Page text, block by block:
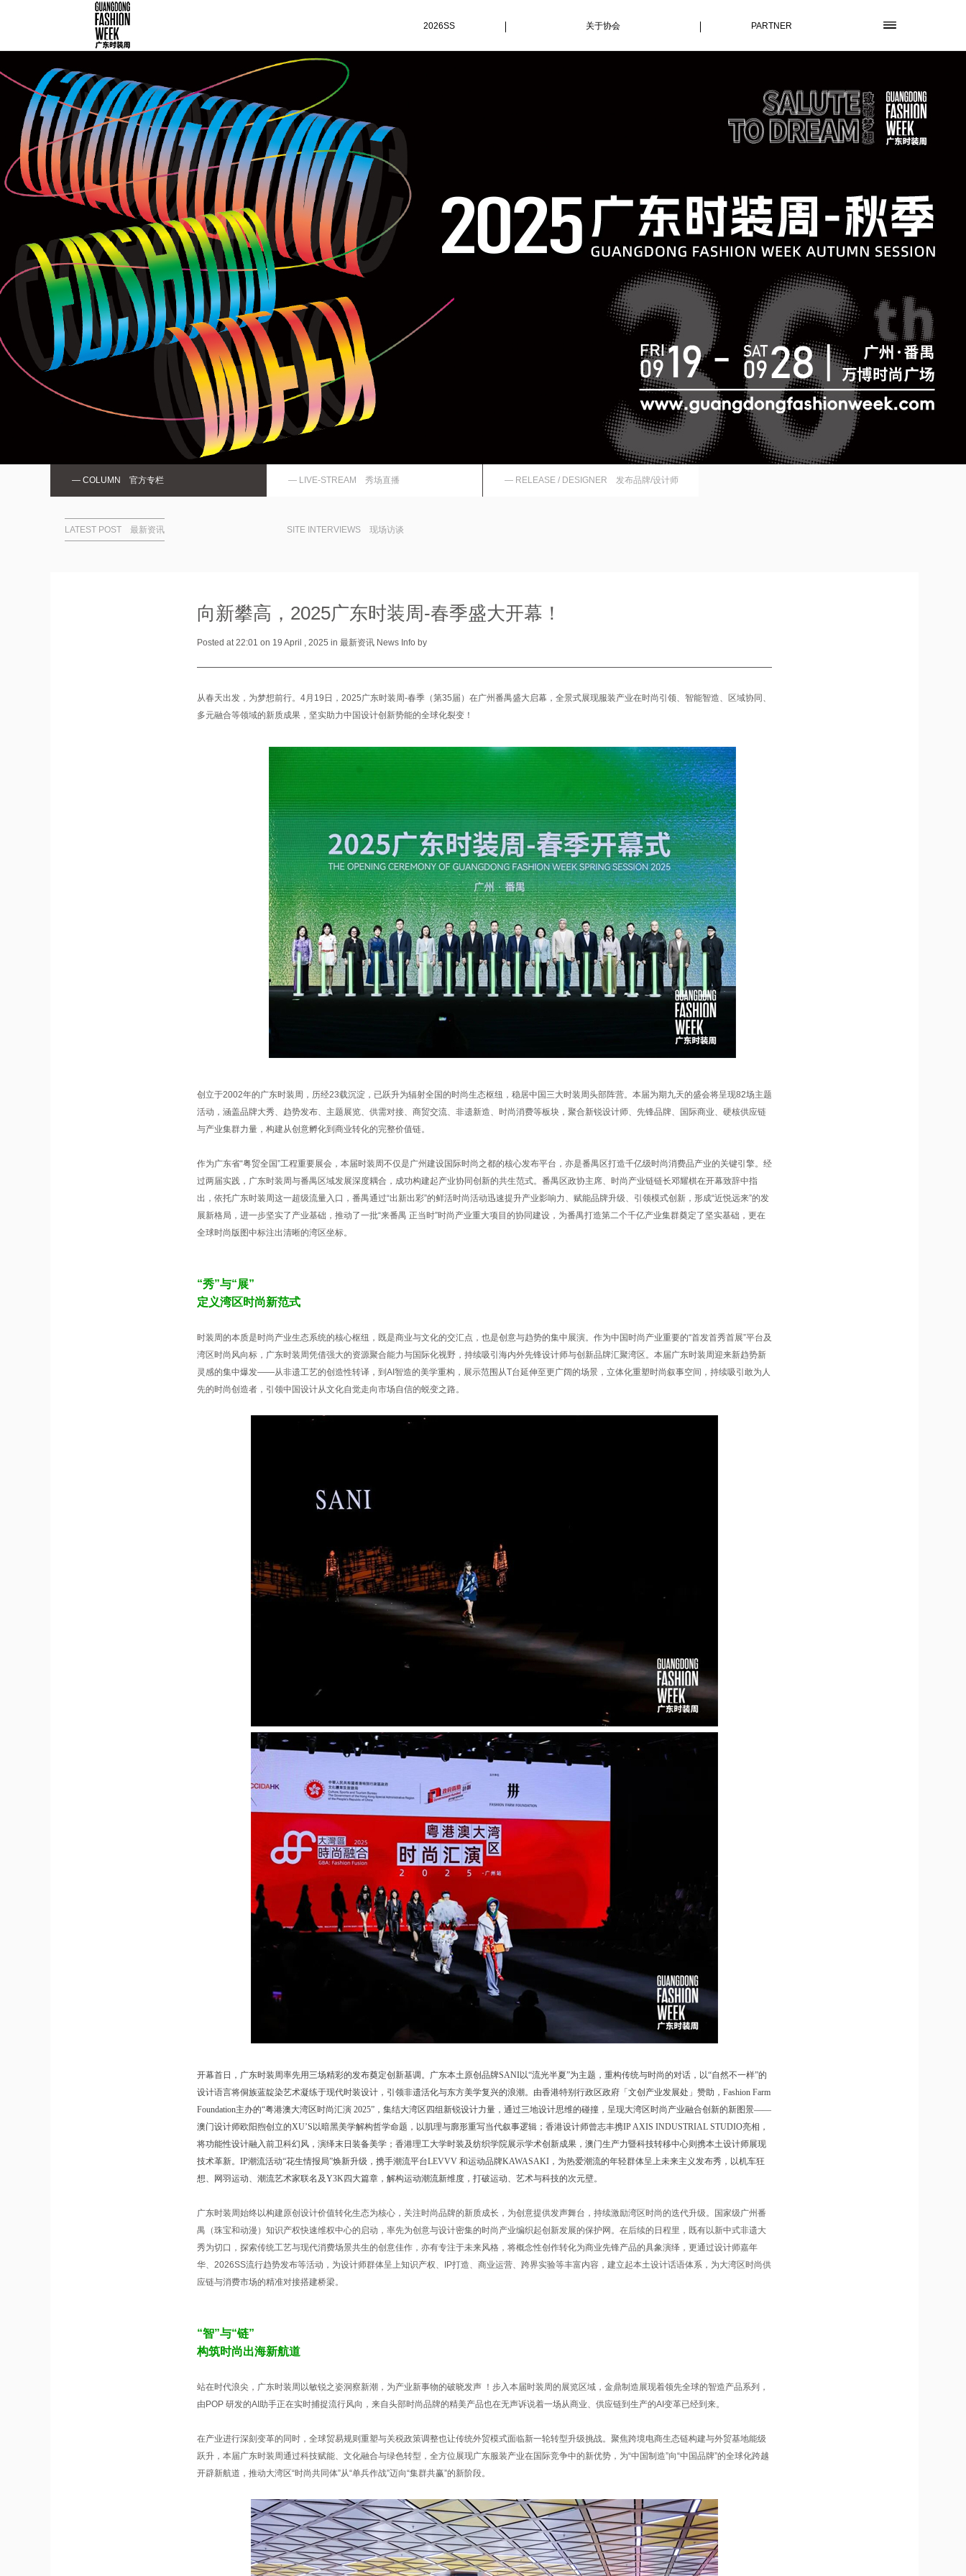
2026SS 关于协会 PARTNER
— COLUMN 官方专栏 — LIVE-STREAM 秀场直播 — RELEASE / DESIGNER 发布品牌/设计师
LATEST POST 最新资讯 SITE INTERVIEWS 现场访谈
向新攀高，2025广东时装周-春季盛大开幕！
Posted at 22:01 on 19 April , 2025 in 最新资讯 News Info by
从春天出发，为梦想前行。4月19日，2025广东时装周-春季（第35届）在广州番禺盛大启幕，全景式展现服装产业在时尚引领、智能智造、区域协同、
多元融合等领域的新质成果，坚实助力中国设计创新势能的全球化裂变！
创立于2002年的广东时装周，历经23载沉淀，已跃升为辐射全国的时尚生态枢纽，稳居中国三大时装周头部阵营。本届为期九天的盛会将呈现82场主题
活动，涵盖品牌大秀、趋势发布、主题展览、供需对接、商贸交流、非遗新造、时尚消费等板块，聚合新锐设计师、先锋品牌、国际商业、硬核供应链
与产业集群力量，构建从创意孵化到商业转化的完整价值链。
作为广东省“粤贸全国”工程重要展会，本届时装周不仅是广州建设国际时尚之都的核心发布平台，亦是番禺区打造千亿级时尚消费品产业的关键引擎。经
过两届实践，广东时装周与番禺区域发展深度耦合，成功构建起产业协同创新的共生范式。番禺区政协主席、时尚产业链链长邓耀棋在开幕致辞中指
出，依托广东时装周这一超级流量入口，番禺通过“出新出彩”的鲜活时尚活动迅速提升产业影响力、赋能品牌升级、引领模式创新，形成“近悦远来”的发
展新格局，进一步坚实了产业基础，推动了一批“来番禺 正当时”时尚产业重大项目的协同建设，为番禺打造第二个千亿产业集群奠定了坚实基础，更在
全球时尚版图中标注出清晰的湾区坐标。
“秀”与“展”
定义湾区时尚新范式
时装周的本质是时尚产业生态系统的核心枢纽，既是商业与文化的交汇点，也是创意与趋势的集中展演。作为中国时尚产业重要的“首发首秀首展”平台及
湾区时尚风向标，广东时装周凭借强大的资源聚合能力与国际化视野，持续吸引海内外先锋设计师与创新品牌汇聚湾区。本届广东时装周迎来新趋势新
灵感的集中爆发——从非遗工艺的创造性转译，到AI智造的美学重构，展示范围从T台延伸至更广阔的场景，立体化重塑时尚叙事空间，持续吸引敢为人
先的时尚创造者，引领中国设计从文化自觉走向市场自信的蜕变之路。
开幕首日，广东时装周率先用三场精彩的发布奠定创新基调。广东本土原创品牌SANI以“流光半夏”为主题，重构传统与时尚的对话，以“自然不一样”的
设计语言将侗族蓝靛染艺术凝练于现代时装设计，引领非遗活化与东方美学复兴的浪潮。由香港特别行政区政府「文创产业发展处」赞助，Fashion Farm
Foundation主办的“粤港澳大湾区时尚汇演 2025”，集结大湾区四组新锐设计力量，通过三地设计思维的碰撞，呈现大湾区时尚产业融合创新的新图景——
澳门设计师欧阳煦创立的XU’S以暗黑美学解构哲学命题，以肌理与廓形重写当代叙事逻辑；香港设计师曾志丰携IP AXIS INDUSTRIAL STUDIO亮相，
将功能性设计融入前卫科幻风，演绎末日装备美学；香港理工大学时装及纺织学院展示学术创新成果，澳门生产力暨科技转移中心则携本土设计师展现
技术革新。IP潮流活动“花生情报局”焕新升级，携手潮流平台LEVVV 和运动品牌KAWASAKI，为热爱潮流的年轻群体呈上未来主义发布秀，以机车狂
想、网羽运动、潮流艺术家联名及Y3K四大篇章，解构运动潮流新维度，打破运动、艺术与科技的次元壁。
广东时装周始终以构建原创设计价值转化生态为核心，关注时尚品牌的新质成长，为创意提供发声舞台，持续激励湾区时尚的迭代升级。国家级广州番
禺（珠宝和动漫）知识产权快速维权中心的启动，率先为创意与设计密集的时尚产业编织起创新发展的保护网。在后续的日程里，既有以新中式非遗大
秀为切口，探索传统工艺与现代消费场景共生的创意佳作，亦有专注于未来风格，将概念性创作转化为商业先锋产品的具象演绎，更通过设计师嘉年
华、2026SS流行趋势发布等活动，为设计师群体呈上知识产权、IP打造、商业运营、跨界实验等丰富内容，建立起本土设计话语体系，为大湾区时尚供
应链与消费市场的精准对接搭建桥梁。
“智”与“链”
构筑时尚出海新航道
站在时代浪尖，广东时装周以敏锐之姿洞察新潮，为产业新事物的破晓发声 ！步入本届时装周的展览区域，金鼎制造展现着领先全球的智造产品系列，
由POP 研发的AI助手正在实时捕捉流行风向，来自头部时尚品牌的精美产品也在无声诉说着一场从商业、供应链到生产的AI变革已经到来。
在产业进行深刻变革的同时，全球贸易规则重塑与关税政策调整也让传统外贸模式面临新一轮转型升级挑战。聚焦跨境电商生态链构建与外贸基地能级
跃升，本届广东时装周通过科技赋能、文化融合与绿色转型，全方位展现广东服装产业在国际竞争中的新优势，为“中国制造”向“中国品牌”的全球化跨越
开辟新航道，推动大湾区“时尚共同体”从“单兵作战”迈向“集群共赢”的新阶段。